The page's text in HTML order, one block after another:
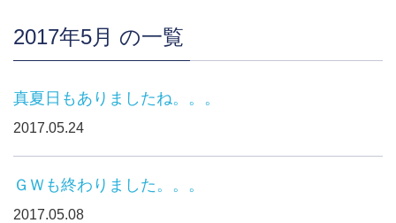
2017年5月 の一覧
真夏日もありましたね。。。
2017.05.24
ＧＷも終わりました。。。
2017.05.08